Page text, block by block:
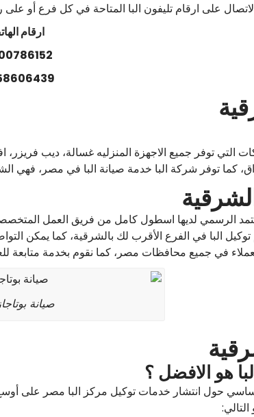
على ارقام تليفون البا المتاحة في كل فرع أو
ارقام
التي توفر جميع الاجهزة المنزليه غسالة، ديب فريزر،
كما توفر شركة البا خدمة صيانة البا في مصر، فهي
الرسمي لديها اسطول كامل من فريق العمل
البا في الفرع الأقرب لك بالشرقية، كما يمكن
في جميع محافظات مصر، كما نقوم بخدمة متابعة
صيانة
هو الافضل ؟